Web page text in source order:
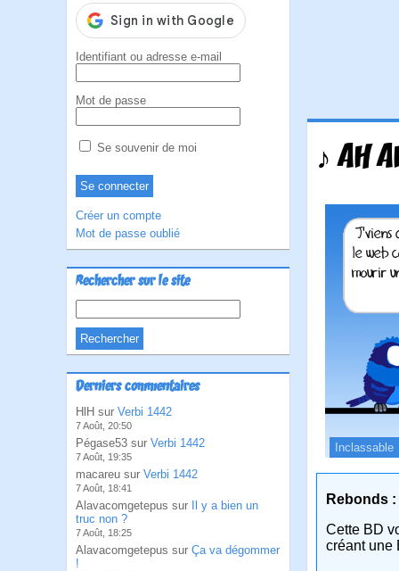
Identifiant ou adresse e-mail
Mot de passe
Se souvenir de moi
Créer un compte
Mot de passe oublié
Rechercher sur le site
Derniers commentaires
HlH sur Verbi 1442
7 Août, 20:50
Pégase53 sur Verbi 1442
7 Août, 19:35
macareu sur Verbi 1442
7 Août, 18:41
Alavacomgetepus sur
Il y a bien un
truc non ?
7 Août, 18:25
Alavacomgetepus sur Ça va dégommer
!
♪ AH
Inclassable
Rebonds :
Cette BD
créant une